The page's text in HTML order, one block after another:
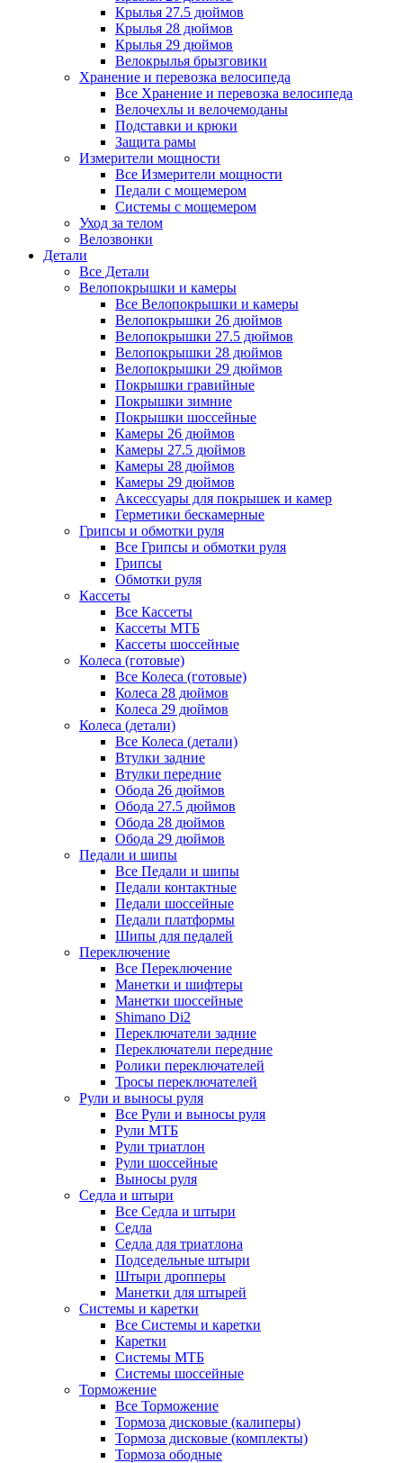
Крылья 27.5 дюймов
Крылья 28 дюймов
Крылья 29 дюймов
Велокрылья брызговики
Хранение и перевозка велосипеда
Все Хранение и перевозка велосипеда
Велочехлы и велочемоданы
Подставки и крюки
Защита рамы
Измерители мощности
Все Измерители мощности
Педали с мощемером
Системы с мощемером
Уход за телом
Велозвонки
Детали
Все Детали
Велопокрышки и камеры
Все Велопокрышки и камеры
Велопокрышки 26 дюймов
Велопокрышки 27.5 дюймов
Велопокрышки 28 дюймов
Велопокрышки 29 дюймов
Покрышки гравийные
Покрышки зимние
Покрышки шоссейные
Камеры 26 дюймов
Камеры 27.5 дюймов
Камеры 28 дюймов
Камеры 29 дюймов
Аксессуары для покрышек и камер
Герметики бескамерные
Грипсы и обмотки руля
Все Грипсы и обмотки руля
Грипсы
Обмотки руля
Кассеты
Все Кассеты
Кассеты МТБ
Кассеты шоссейные
Колеса (готовые)
Все Колеса (готовые)
Колеса 28 дюймов
Колеса 29 дюймов
Колеса (детали)
Все Колеса (детали)
Втулки задние
Втулки передние
Обода 26 дюймов
Обода 27.5 дюймов
Обода 28 дюймов
Обода 29 дюймов
Педали и шипы
Все Педали и шипы
Педали контактные
Педали шоссейные
Педали платформы
Шипы для педалей
Переключение
Все Переключение
Манетки и шифтеры
Манетки шоссейные
Shimano Di2
Переключатели задние
Переключатели передние
Ролики переключателей
Тросы переключателей
Рули и выносы руля
Все Рули и выносы руля
Рули МТБ
Рули триатлон
Рули шоссейные
Выносы руля
Седла и штыри
Все Седла и штыри
Седла
Седла для триатлона
Подседельные штыри
Штыри дропперы
Манетки для штырей
Системы и каретки
Все Системы и каретки
Каретки
Системы МТБ
Системы шоссейные
Торможение
Все Торможение
Тормоза дисковые (калиперы)
Тормоза дисковые (комплекты)
Тормоза ободные